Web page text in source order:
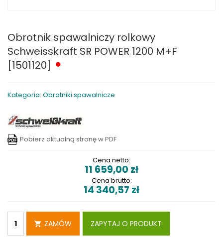
Obrotnik spawalniczy rolkowy
Schweisskraft SR POWER 1200 M+F
[1501120]
Kategoria: Obrotniki spawalnicze
Pobierz aktualną stronę w PDF
Cena netto:
11 659,00 zł
Cena brutto:
14 340,57 zł
ZAMÓW ZAPYTAJ O PRODUKT